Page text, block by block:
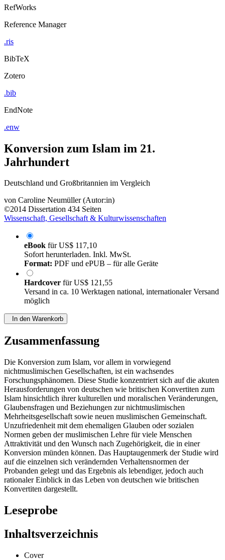
RefWorks
Reference Manager
.ris
BibTeX
Zotero
.bib
EndNote
.enw
Konversion zum Islam im 21.
Jahrhundert
Deutschland und Großbritannien im Vergleich
von Caroline Neumüller (Autor:in)
©2014 Dissertation 434 Seiten
Wissenschaft, Gesellschaft & Kulturwissenschaften
eBook fürUS$ 117,10
Sofort herunterladen. Inkl. MwSt.
Format: PDF und ePUB – für alle Geräte
Hardcover fürUS$ 121,55
Versand in ca. 10 Werktagen national, internationaler Versand
möglich
In den Warenkorb
Zusammenfassung
Die Konversion zum Islam, vor allem in vorwiegend
nichtmuslimischen Gesellschaften, ist ein wachsendes
Forschungsphänomen. Diese Studie konzentriert sich auf die akuten
Herausforderungen von deutschen wie britischen Konvertiten zum
Islam hinsichtlich ihrer kulturellen und moralischen Veränderungen,
Glaubensfragen und Beziehungen zur nichtmuslimischen
Mehrheitsgesellschaft sowie neuen muslimischen Gemeinschaft.
Unzufriedenheit mit dem ehemaligen Glauben oder sozialen
Normen geben der muslimischen Lehre für viele Menschen
Attraktivität und den Wunsch nach Zugehörigkeit, die in einer
Konversion münden können. Das Hauptaugenmerk der Studie wird
auf die einzelnen sich verändernden Verhaltensnormen der
Probanden gelegt und das Ergebnis als lebendiger, jedoch auch
rationaler Einblick in das Leben von deutschen wie britischen
Konvertiten dargestellt.
Leseprobe
Inhaltsverzeichnis
Cover